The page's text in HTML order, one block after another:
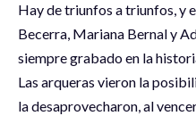
Hay de triunfos a triunfos, y
Becerra, Mariana Bernal y
siempre grabado en la
Las arqueras vieron la
la desaprovecharon, al